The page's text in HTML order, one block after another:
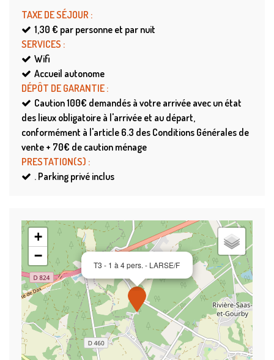
TAXE DE SÉJOUR :
1,30 € par personne et par nuit
SERVICES :
Wifi
Accueil autonome
DÉPÔT DE GARANTIE :
Caution100€ demandés à votre arrivée avec un état
des lieux obligatoire à l'arrivée et au départ,
conformément à l'article 6.3 des Conditions Générales de
vente + 70€ de caution ménage
PRESTATION(S) :
. Parking privé inclus
T3 - 1 à 4 pers. - LARSE/F
+
−